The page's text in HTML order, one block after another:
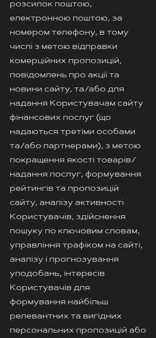
розсилок поштою,
електронною поштою, за
номером телефону, в тому
числі з метою відправки
комерційних пропозицій,
повідомлень про акції та
новини сайту, та/або для
надання Користувачам сайту
фінансових послуг (що
надаються третіми особами
та/або партнерами), з метою
покращення якості товарів/
надання послуг, формування
рейтингів та пропозицій
сайту, аналізу активності
Користувачів, здійснення
пошуку по ключовим словам,
управління трафіком на сайті,
аналізу і прогнозування
уподобань, інтересів
Користувачів для
формування найбільш
релевантних та вигідних
персональних пропозицій або